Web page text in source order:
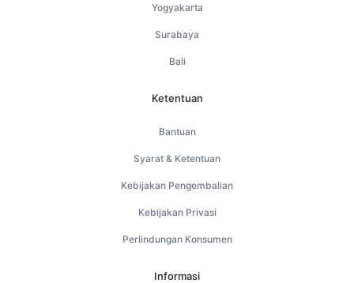
Yogyakarta
Surabaya
Bali
Ketentuan
Bantuan
Syarat & Ketentuan
Kebijakan Pengembalian
Kebijakan Privasi
Perlindungan Konsumen
Informasi